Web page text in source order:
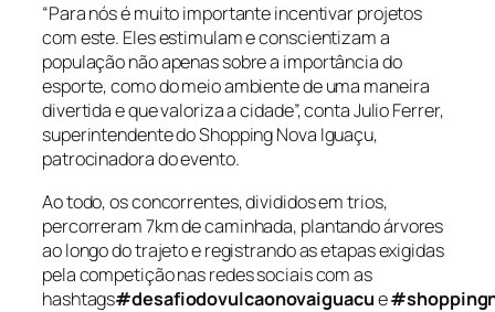
“Para nós é muito importante incentivar projetos
com este. Eles estimulam e conscientizam a
população não apenas sobre a importância do
esporte, como do meio ambiente de uma maneira
divertida e que valoriza a cidade”, conta Julio Ferrer,
superintendente do Shopping Nova Iguaçu,
patrocinadora do evento.
Ao todo, os concorrentes, divididos em trios,
percorreram 7km de caminhada, plantando árvores
ao longo do trajeto e registrando as etapas exigidas
pela competição nas redes sociais com as
hashtags#desafiodovulcaonovaiguacue